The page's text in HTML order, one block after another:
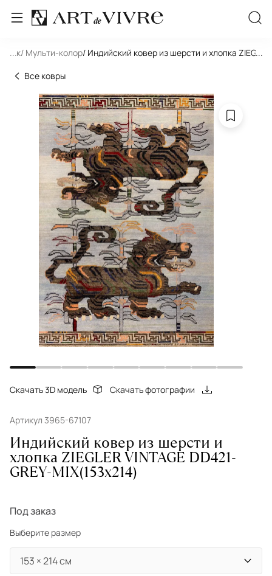
... / Мульти-колор/ Индийский ковер из шерсти и хлопка
...
Все ковры
Скачать 3D модель Скачать фотографии
Артикул 3965-67107
Индийский ковер из шерсти и
хлопка ZIEGLER VINTAGE DD421-
GREY-MIX(153x214)
Под заказ
Выберите размер